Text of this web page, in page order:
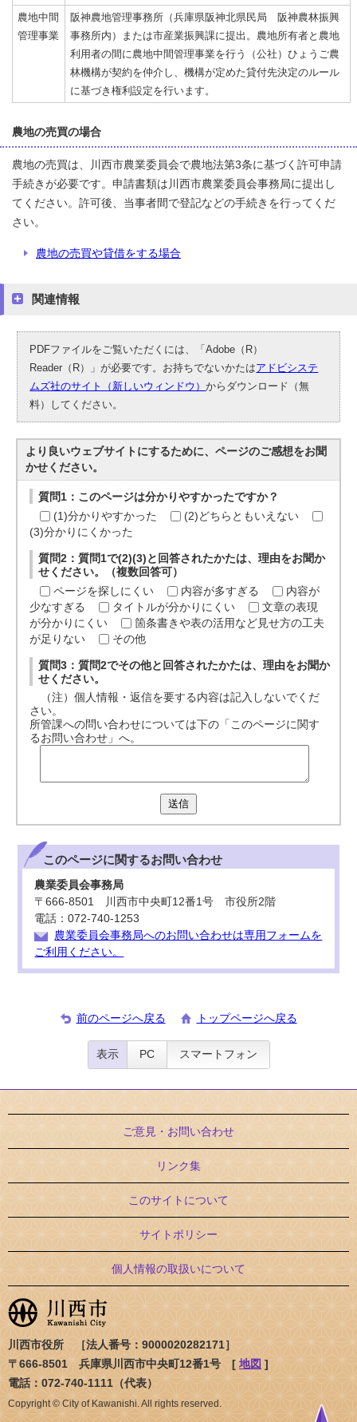
農地中間
管理事業
阪神農地管理事務所（兵庫県阪神北県民局 阪神農林振興
事務所内）または市産業振興課に提出。農地所有者と農地
利用者の間に農地中間管理事業を行う（公社）ひょうご農
林機構が契約を仲介し、機構が定めた貸付先決定のルール
に基づき権利設定を行います。
農地の売買の場合
農地の売買は、川西市農業委員会で農地法第3条に基づく許可申請
手続きが必要です。申請書類は川西市農業委員会事務局に提出し
てください。許可後、当事者間で登記などの手続きを行ってくだ
さい。
農地の売買や貸借をする場合
関連情報
PDFファイルをご覧いただくには、「Adobe（R）
Reader（R）」が必要です。お持ちでないかたはアドビシステ
ムズ社のサイト（新しいウィンドウ）からダウンロード（無
料）してください。
より良いウェブサイトにするために、ページのご感想をお聞
かせください。
質問1：このページは分かりやすかったですか？
(1)分かりやすかった
(2)どちらともいえない
(3)分かりにくかった
質問2：質問1で(2)(3)と回答されたかたは、理由をお聞か
せください。（複数回答可）
ページを探しにくい
内容が多すぎる
内容が
少なすぎる
タイトルが分かりにくい
文章の表現
が分かりにくい
箇条書きや表の活用など見せ方の工夫
が足りない
その他
質問3：質問2でその他と回答されたかたは、理由をお聞か
せください。
（注）個人情報・返信を要する内容は記入しないでくだ
さい。
所管課への問い合わせについては下の「このページに関す
るお問い合わせ」へ。
送信
このページに関するお問い合わせ
農業委員会事務局
〒666-8501 川西市中央町12番1号 市役所2階
電話：072-740-1253
農業委員会事務局へのお問い合わせは専用フォームを
ご利用ください。
前のページへ戻る トップページへ戻る
表示 PC スマートフォン
ご意見・お問い合わせ
リンク集
このサイトについて
サイトポリシー
個人情報の取扱いについて
川西市役所 ［法人番号：9000020282171］
〒666-8501 兵庫県川西市中央町12番1号 [ 地図 ]
電話：072-740-1111（代表）
Copyright © City of Kawanishi. All rights reserved.